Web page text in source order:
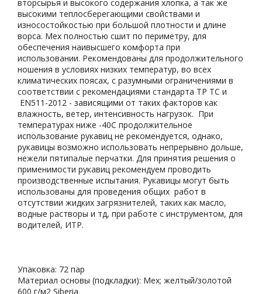
вторсырья и высокого содержания хлопка, а так же
высокими теплосберегающими свойствами и
износостойкостью при большой плотности и длине
ворса. Мех полностью сшит по периметру, для
обеспечения наивысшего комфорта при
использовании. Рекомендованы для продолжительного
ношения в условиях низких температур, во всех
климатических поясах, с разумными ограничениями в
соответствии с рекомендациями стандарта ТР ТС и
EN511-2012 - зависящими от таких факторов как
влажность, ветер, интенсивность нагрузок. При
температурах ниже -40С продолжительное
использование рукавиц не рекомендуется, однако,
рукавицы возможно использовать непрерывно дольше,
нежели пятипалые перчатки. Для принятия решения о
применимости рукавиц рекомендуем проводить
производственные испытания. Рукавицы могут быть
использованы для проведения общих работ в
отсутствии жидких загрязнителей, таких как масло,
водные растворы и тд, при работе с инструментом, для
водителей, ИТР.
Упаковка: 72 пар
Материал основы (подкладки): Мех; желтый/золотой
600 г/м2 Siberia